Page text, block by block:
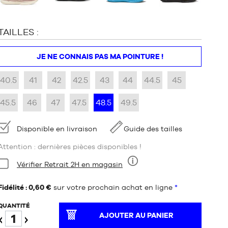
:
JE NE CONNAIS PAS MA POINTURE !
40.5 41 42 42.5 43 44 44.5 45
45.5 46 47 47.5 48.5 49.5
Disponible en livraison Guide des tailles
: dernières pièces disponibles !
Vérifier Retrait 2H en magasin
: 0,60 € sur votre prochain achat en ligne *
AJOUTER AU PANIER